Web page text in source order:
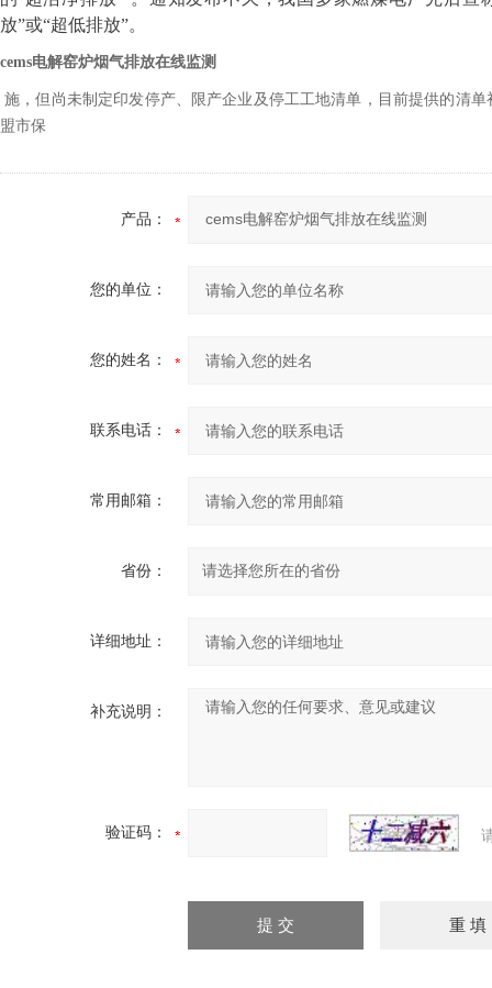
放”或“超低排放”。
cems电解窑炉烟气排放在线监测
施，但尚未制定印发停产、限产企业及停工工地清单，目前提供的清
盟市保
产品：
您的单位：
您的姓名：
联系电话：
常用邮箱：
省份：
详细地址：
补充说明：
验证码：